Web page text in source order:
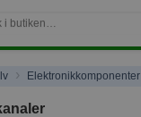
› Elektronikkomponenter